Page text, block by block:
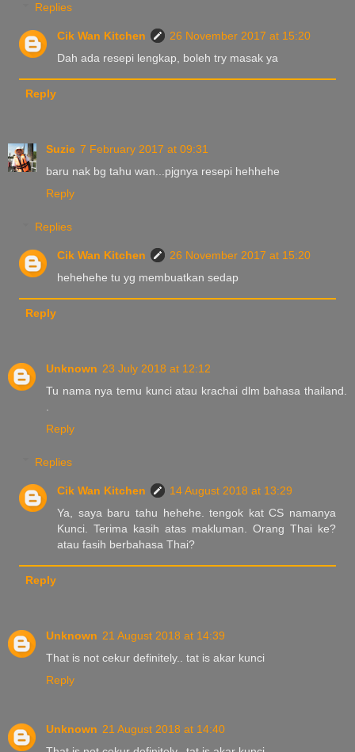
Replies
Cik Wan Kitchen
26 November 2017 at 15:20
Dah ada resepi lengkap, boleh try masak ya
Reply
Suzie 7 February 2017 at 09:31
baru nak bg tahu wan...pjgnya resepi hehhehe
Reply
Replies
Cik Wan Kitchen
26 November 2017 at 15:20
hehehehe tu yg membuatkan sedap
Reply
Unknown 23 July 2018 at 12:12
Tu nama nya temu kunci atau krachai dlm bahasa thailand.
Reply
Replies
Cik Wan Kitchen
14 August 2018 at 13:29
Ya, saya baru tahu hehehe. tengok kat CS namanya
Kunci. Terima kasih atas makluman. Orang Thai ke?
atau fasih berbahasa Thai?
Reply
Unknown 21 August 2018 at 14:39
That is not cekur definitely.. tat is akar kunci
Reply
Unknown 21 August 2018 at 14:40